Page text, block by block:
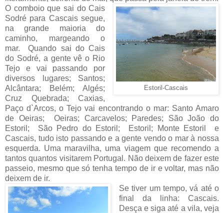
Estoril-Cascais
O comboio que sai do Cais
Sodré para Cascais segue,
na grande maioria do
caminho, margeando o
mar. Quando sai do Cais
do Sodré, a gente vê o Rio
Tejo e vai passando por
diversos lugares; Santos;
Alcântara; Belém; Algés;
Cruz Quebrada; Caxias,
Paço d`Arcos, o Tejo vai encontrando o mar: Santo Amaro
de Oeiras; Oeiras; Carcavelos; Paredes; São João do
Estoril; São Pedro do Estoril; Estoril; Monte Estoril e
Cascais, tudo isto passando e a gente vendo o mar à nossa
esquerda. Uma maravilha, uma viagem que recomendo a
tantos quantos visitarem Portugal. Não deixem de fazer este
passeio, mesmo que só tenha tempo de ir e voltar, mas não
deixem de ir.
Se tiver um tempo, vá até o
final da linha: Cascais.
Desça e siga até a vila, veja